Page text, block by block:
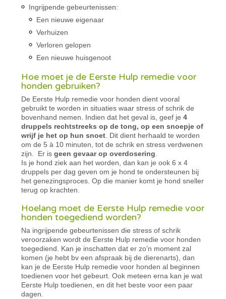
Ingrijpende gebeurtenissen:
Een nieuwe eigenaar
Verhuizen
Verloren gelopen
Een nieuwe huisgenoot
Hoe moet je de Eerste Hulp remedie voor
honden gebruiken?
De Eerste Hulp remedie voor honden dient vooral
gebruikt te worden in situaties waar stress of schrik de
bovenhand nemen. Indien dat het geval is, geef je 4
druppels rechtstreeks op de tong, op een snoepje of
wrijf je het op hun snoet. Dit dient herhaald te worden
om de 5 à 10 minuten, tot de schrik en stress verdwenen
zijn. Er isgeen gevaar op overdosering.
Is je hond ziek aan het worden, dan kan je ook 6 x 4
druppels per dag geven om je hond te ondersteunen bij
het genezingsproces. Op die manier komt je hond sneller
terug op krachten.
Hoelang moet de Eerste Hulp remedie voor
honden toegediend worden?
Na ingrijpende gebeurtenissen die stress of schrik
veroorzaken wordt de Eerste Hulp remedie voor honden
toegediend. Kan je inschatten dat er zo’n moment zal
komen (je hebt bv een afspraak bij de dierenarts), dan
kan je de Eerste Hulp remedie voor honden al beginnen
toedienen voor het gebeurt. Ook meteen erna kan je wat
Eerste Hulp toedienen, en dit het beste voor een paar
dagen.